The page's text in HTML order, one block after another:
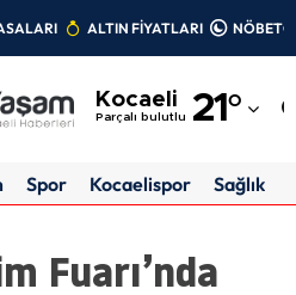
ALTIN FİYATLARI
Kocaeli
Parçalı bulutlu 21°
Adıyaman
Amasya
Spor Kocaelispor Sağlık
Fuarı’nda